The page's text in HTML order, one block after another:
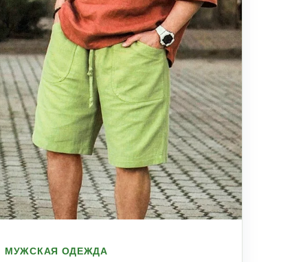
МУЖСКАЯ ОДЕЖДА